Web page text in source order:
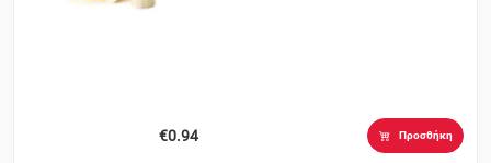
€0.94 Προσθήκη